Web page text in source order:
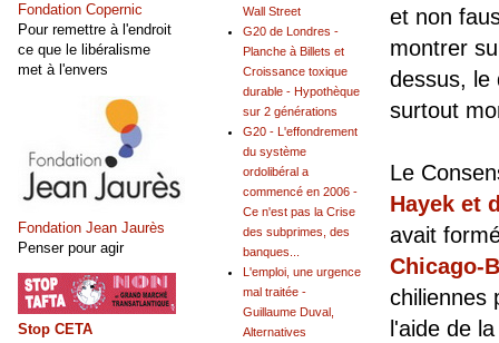
et non
montrer
dessus, le
surtout
Le
Hayek et
avait
Chicago-
chiliennes
l'aide de
Wall Street
G20 de Londres -
Planche à Billets et
Croissance toxique
durable - Hypothèque
sur 2 générations
G20 - L'effondrement
du système
ordolibéral a
commencé en 2006 -
Ce n'est pas la Crise
des subprimes, des
banques...
L'emploi, une urgence
mal traitée -
Guillaume Duval,
Alternatives
Fondation Copernic
Pour remettre à l'endroit
ce que le libéralisme
met à l'envers
Fondation Jean Jaurès
Penser pour agir
Stop CETA